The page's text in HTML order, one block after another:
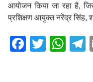
आयोजन किया जा रहा है,
प्रशिक्षण आयुक्त नरेंद्र सिंह,
F
T
W